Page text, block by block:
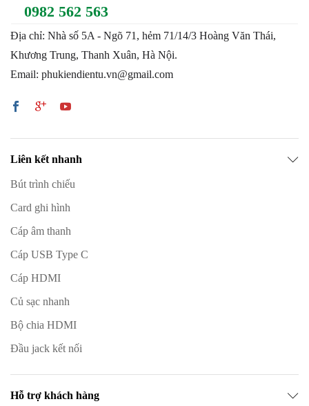
0982 562 563
Địa chỉ: Nhà số 5A - Ngõ 71, hẻm 71/14/3 Hoàng Văn Thái,
Khương Trung, Thanh Xuân, Hà Nội.
Email: phukiendientu.vn@gmail.com
Liên kết nhanh
Bút trình chiếu
Card ghi hình
Cáp âm thanh
Cáp USB Type C
Cáp HDMI
Củ sạc nhanh
Bộ chia HDMI
Đầu jack kết nối
Hỗ trợ khách hàng